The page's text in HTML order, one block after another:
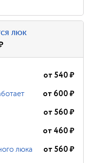
люк
от 540₽
от 600₽
от 560₽
от 460₽
люка от 560₽